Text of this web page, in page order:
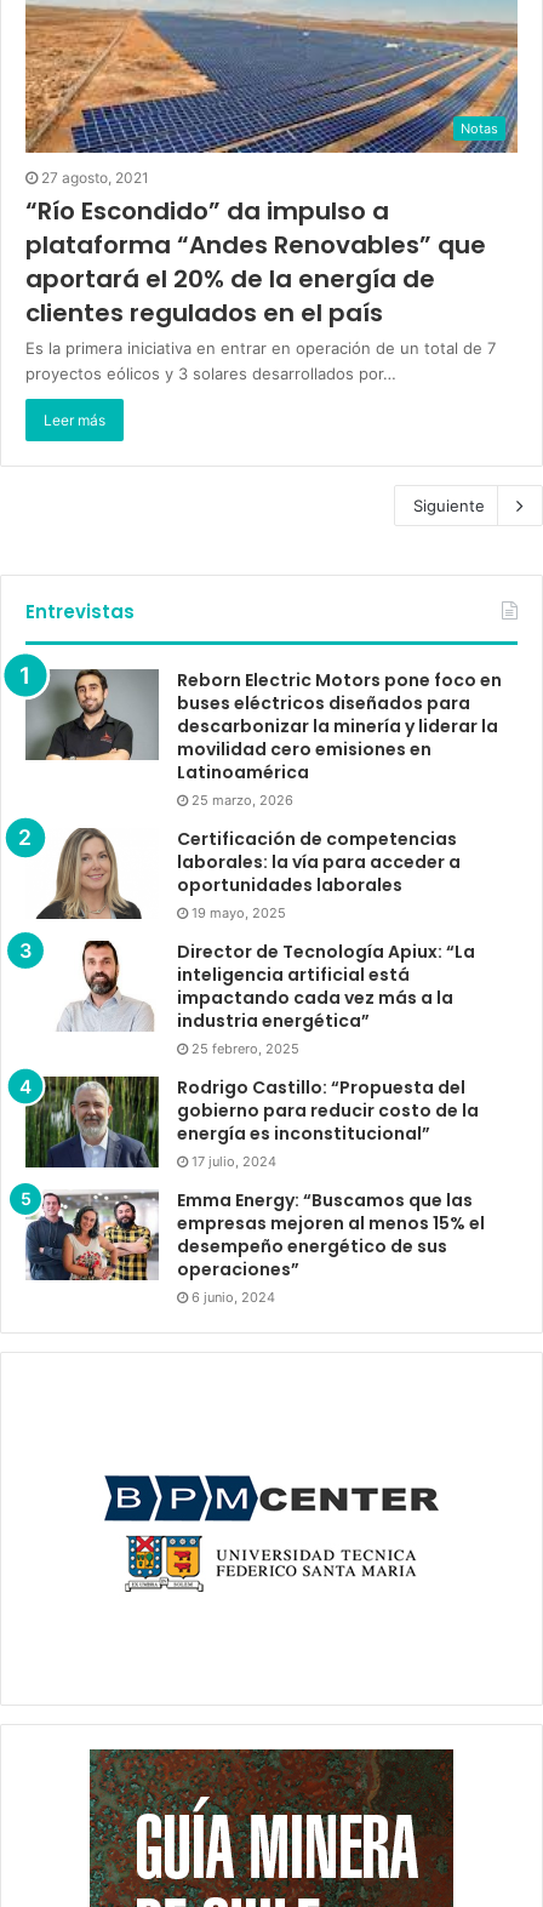
Notas
27 agosto, 2021
“Río Escondido” da impulso a
plataforma “Andes Renovables” que
aportará el 20% de la energía de
clientes regulados en el país
Es la primera iniciativa en entrar en operación de un total de 7
proyectos eólicos y 3 solares desarrollados por…
Leer más
Siguiente
Entrevistas
Reborn Electric Motors pone foco en
buses eléctricos diseñados para
descarbonizar la minería y liderar la
movilidad cero emisiones en
Latinoamérica
25 marzo, 2026
Certificación de competencias
laborales: la vía para acceder a
oportunidades laborales
19 mayo, 2025
Director de Tecnología Apiux: “La
inteligencia artificial está
impactando cada vez más a la
industria energética”
25 febrero, 2025
Rodrigo Castillo: “Propuesta del
gobierno para reducir costo de la
energía es inconstitucional”
17 julio, 2024
Emma Energy: “Buscamos que las
empresas mejoren al menos 15% el
desempeño energético de sus
operaciones”
6 junio, 2024